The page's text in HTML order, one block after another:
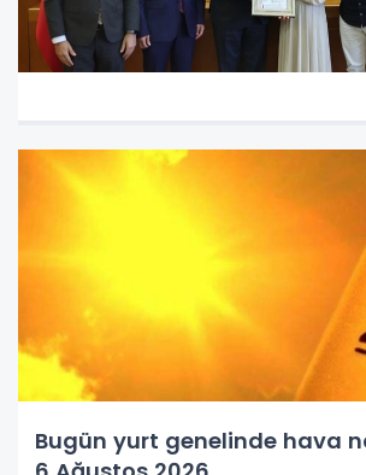
Bugün yurt genelinde hava